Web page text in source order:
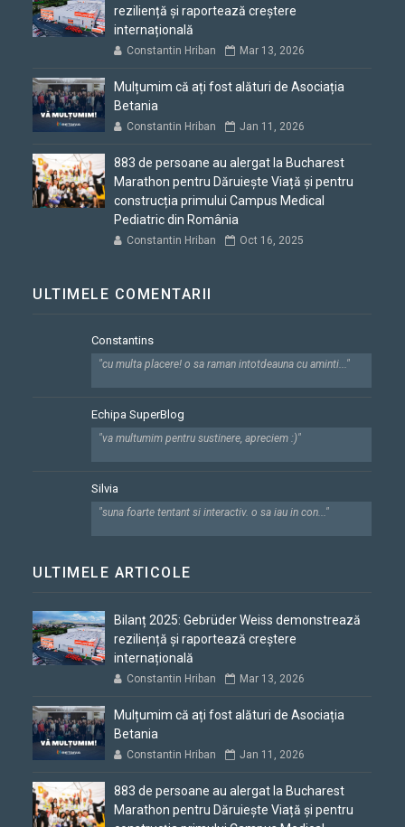
reziliență și raportează creștere
internațională
Constantin Hriban Mar 13, 2026
Mulțumim că ați fost alături de Asociația
Betania
Constantin Hriban Jan 11, 2026
883 de persoane au alergat la Bucharest
Marathon pentru Dăruiește Viață și pentru
construcția primului Campus Medical
Pediatric din România
Constantin Hriban Oct 16, 2025
ULTIMELE COMENTARII
Constantins
"cu multa placere! o sa raman intotdeauna cu aminti..."
Echipa SuperBlog
"va multumim pentru sustinere, apreciem :)"
Silvia
"suna foarte tentant si interactiv. o sa iau in con..."
ULTIMELE ARTICOLE
Bilanț 2025: Gebrüder Weiss demonstrează
reziliență și raportează creștere
internațională
Constantin Hriban Mar 13, 2026
Mulțumim că ați fost alături de Asociația
Betania
Constantin Hriban Jan 11, 2026
883 de persoane au alergat la Bucharest
Marathon pentru Dăruiește Viață și pentru